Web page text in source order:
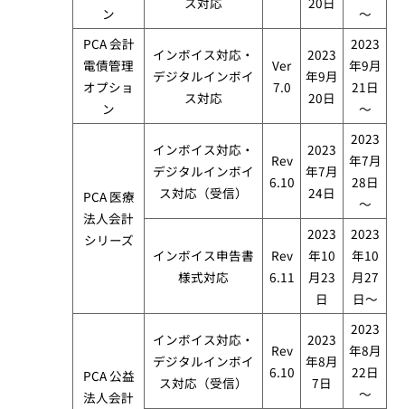
ン
～
PCA 会計
電債管理
オプショ
ン
インボイス対応・
デジタルインボイ
ス対応
Ver
7.0
2023
年9月
20日
2023
年9月
21日
～
PCA 医療
法人会計
シリーズ​
インボイス対応・​
デジタルインボイ
ス対応（受信）
Rev
6.10
2023
年7月
24日
2023
年7月
28日
～
インボイス申告書
様式対応
Rev
6.11
2023
年10
月23
日
2023
年10
月27
日～
PCA 公益
法人会計
インボイス対応・
デジタルインボイ
ス対応（受信）
Rev
6.10
2023
年8月
7日
2023
年8月
22日
～